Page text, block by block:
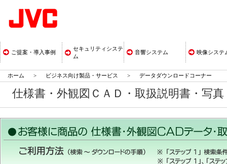
ご提案・導入事例
セキュリティシステ
ム
音響システム 映像システ
ホーム > ビジネス向け製品・サービス > データダウンロードコーナー
仕様書・外観図ＣＡＤ・取扱説明書・